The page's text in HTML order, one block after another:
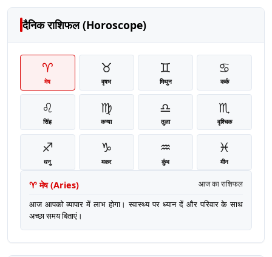
दैनिक राशिफल (Horoscope)
♈
मेष
♉
वृषभ
♊
मिथुन
♋
कर्क
♌
सिंह
♍
कन्या
♎
तुला
♏
वृश्चिक
♐
धनु
♑
मकर
♒
कुंभ
♓
मीन
♈ मेष(Aries) आज का राशिफल
आज आपको व्यापार में लाभ होगा। स्वास्थ्य पर ध्यान दें और परिवार के साथ
अच्छा समय बिताएं।